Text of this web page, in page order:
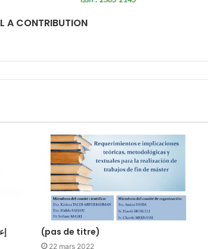
A CONTRIBUTION
(pas de titre)
22 mars 2022